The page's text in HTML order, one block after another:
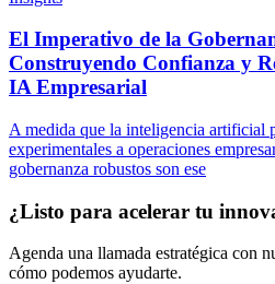
El Imperativo de la
Construyendo Confianza y
IA Empresarial
A medida que la inteligencia artificial
experimentales a operaciones
gobernanza robustos son ese
¿Listo para acelerar tu
Agenda una llamada estratégica con
cómo podemos ayudarte.